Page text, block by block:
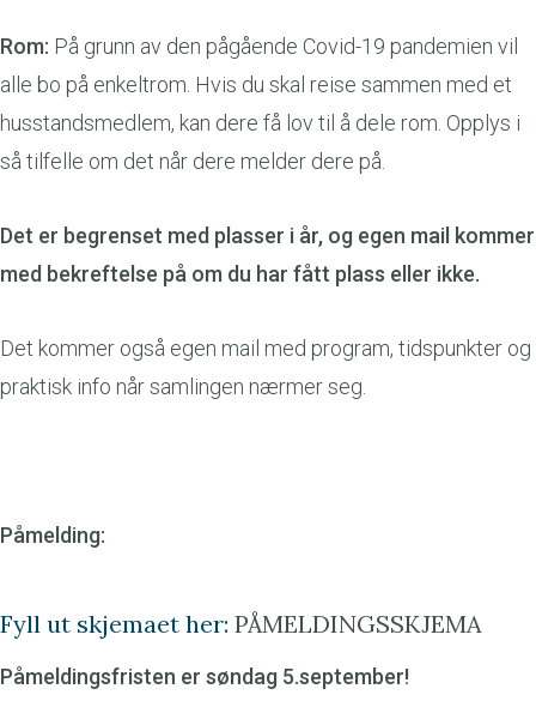
Rom: På grunn av den pågående Covid-19 pandemien vil
alle bo på enkeltrom. Hvis du skal reise sammen med et
husstandsmedlem, kan dere få lov til å dele rom. Opplys i
så tilfelle om det når dere melder dere på.
Det er begrenset med plasser i år, og egen mail kommer
med bekreftelse på om du har fått plass eller ikke.
Det kommer også egen mail med program, tidspunkter og
praktisk info når samlingen nærmer seg.
Påmelding:
Fyll ut skjemaet her: PÅMELDINGSSKJEMA
Påmeldingsfristen er søndag 5.september!